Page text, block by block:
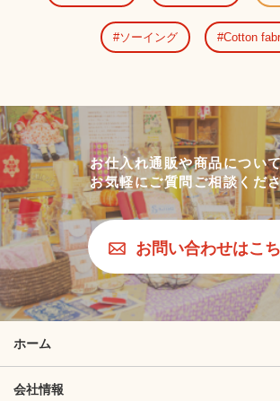
ソーイング Cotton
お仕入れ通販や商品につい
お気軽にご質問ご相談くだ
お問い合わせはこ
ホーム
会社情報